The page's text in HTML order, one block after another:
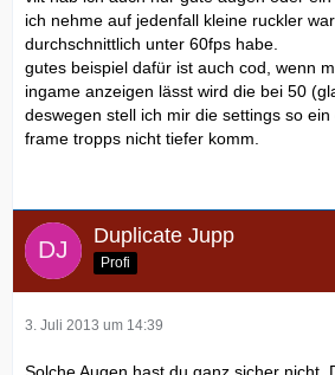
ich nehme auf jedenfall kleine ruckler
durchschnittlich unter 60fps habe.
gutes beispiel dafür ist auch cod, wenn
ingame anzeigen lässt wird die bei 50
deswegen stell ich mir die settings so
frame tropps nicht tiefer komm.
Duplicate Jupp
Profi
3. Juli 2013 um 14:39
Solche Augen hast du ganz sicher nicht.